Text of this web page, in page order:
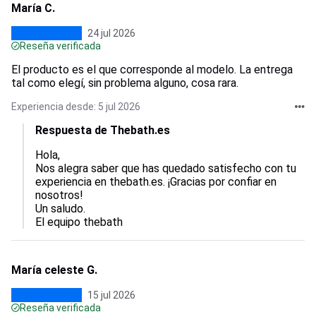
María C.
24 jul 2026
Reseña verificada
El producto es el que corresponde al modelo. La entrega
tal como elegí, sin problema alguno, cosa rara.
Experiencia desde: 5 jul 2026
Respuesta de Thebath.es
Hola,
Nos alegra saber que has quedado satisfecho con tu
experiencia en thebath.es. ¡Gracias por confiar en
nosotros!
Un saludo.
El equipo thebath
María celeste G.
15 jul 2026
Reseña verificada